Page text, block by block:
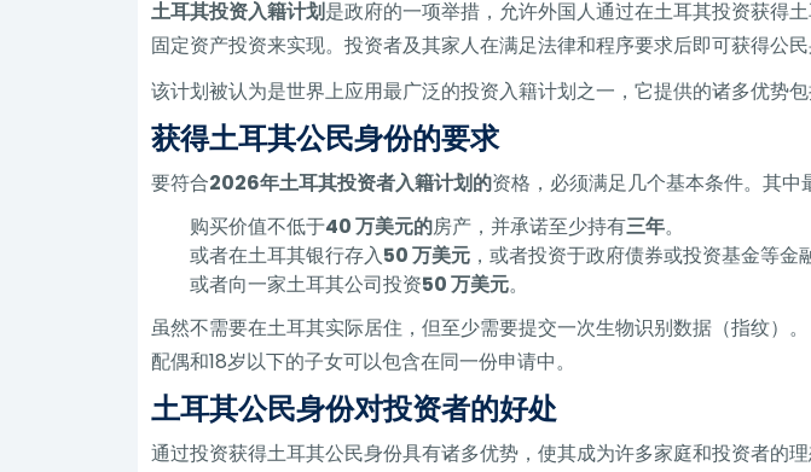
土耳其投资入籍计划是政府的一项举措，允许外国人通过在土耳其投资获得
固定资产投资来实现。投资者及其家人在满足法律和程序要求后即可获得公民
该计划被认为是世界上应用最广泛的投资入籍计划之一，它提供的诸多优势
获得土耳其公民身份的要求
要符合2026年土耳其投资者入籍计划的资格，必须满足几个基本条件。其中
购买价值不低于40 万美元的房产，并承诺至少持有三年。
或者在土耳其银行存入50 万美元 ，或者投资于政府债券或投资基金等金
或者向一家土耳其公司投资50 万美元。
虽然不需要在土耳其实际居住，但至少需要提交一次生物识别数据（指纹）。
配偶和18岁以下的子女可以包含在同一份申请中。
土耳其公民身份对投资者的好处
通过投资获得土耳其公民身份具有诸多优势，使其成为许多家庭和投资者的理